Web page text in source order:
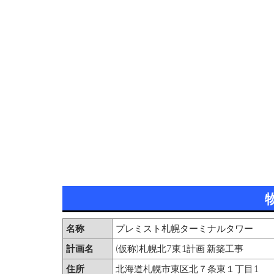
名称
プレミスト札幌ターミナルタワー
計画名
(仮称)札幌北7東1計画 新築工事
住所
北海道札幌市東区北７条東１丁目1